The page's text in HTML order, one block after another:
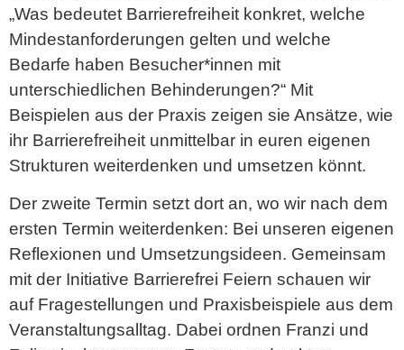
„Was bedeutet Barrierefreiheit konkret, welche
Mindestanforderungen gelten und welche
Bedarfe haben Besucher*innen mit
unterschiedlichen Behinderungen?“ Mit
Beispielen aus der Praxis zeigen sie Ansätze, wie
ihr Barrierefreiheit unmittelbar in euren eigenen
Strukturen weiterdenken und umsetzen könnt.
Der zweite Termin setzt dort an, wo wir nach dem
ersten Termin weiterdenken: Bei unseren eigenen
Reflexionen und Umsetzungsideen. Gemeinsam
mit der Initiative Barrierefrei Feiern schauen wir
auf Fragestellungen und Praxisbeispiele aus dem
Veranstaltungsalltag. Dabei ordnen Franzi und